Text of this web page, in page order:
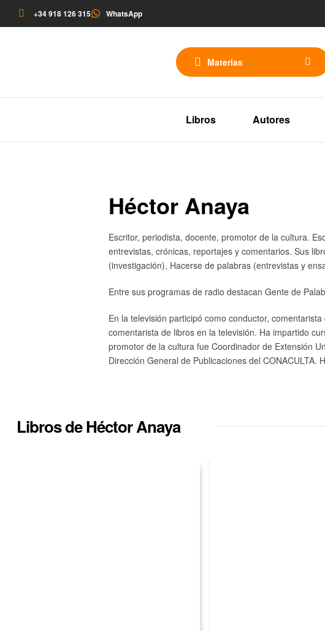
+34 918 126 315 WhatsApp
Materias
Libros Autores
Héctor Anaya
Escritor, periodista, docente, promotor de la cultura.
entrevistas, crónicas, reportajes y comentarios. Sus
(investigación), Hacerse de palabras (entrevistas y
Entre sus programas de radio destacan Gente de
En la televisión participó como conductor,
comentarista de libros en la televisión. Ha impartido
promotor de la cultura fue Coordinador de Extensión
Dirección General de Publicaciones del
Libros de Héctor Anaya